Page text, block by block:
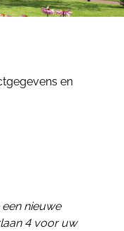
en
nieuwe
4 voor uw